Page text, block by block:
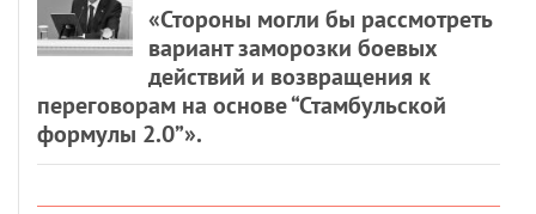
«Стороны могли бы рассмотреть
вариант заморозки боевых
действий и возвращения к
переговорам на основе “Стамбульской
формулы 2.0”».